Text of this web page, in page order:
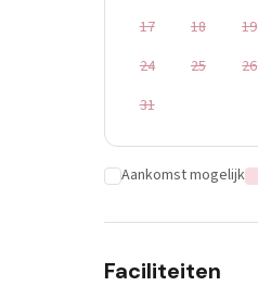
17
18 19
24
25 26
31
Aankomst mogelijk
Faciliteiten